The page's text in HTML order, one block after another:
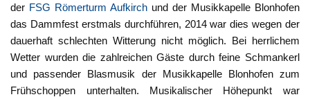
der FSG Römerturm Aufkirch und der Musikkapelle Blonhofen
das Dammfest erstmals durchführen, 2014 war dies wegen der
dauerhaft schlechten Witterung nicht möglich. Bei herrlichem
Wetter wurden die zahlreichen Gäste durch feine Schmankerl
und passender Blasmusik der Musikkapelle Blonhofen zum
Frühschoppen unterhalten. Musikalischer Höhepunkt war